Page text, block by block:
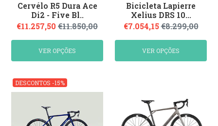
Cervélo R5 Dura Ace
Di2 - Five Bl..
€11.257,50 €11.850,00
VER OPÇÕES
Bicicleta Lapierre
Xelius DRS 10...
€7.054,15€8.299,00
VER OPÇÕES
DESCONTOS -15%